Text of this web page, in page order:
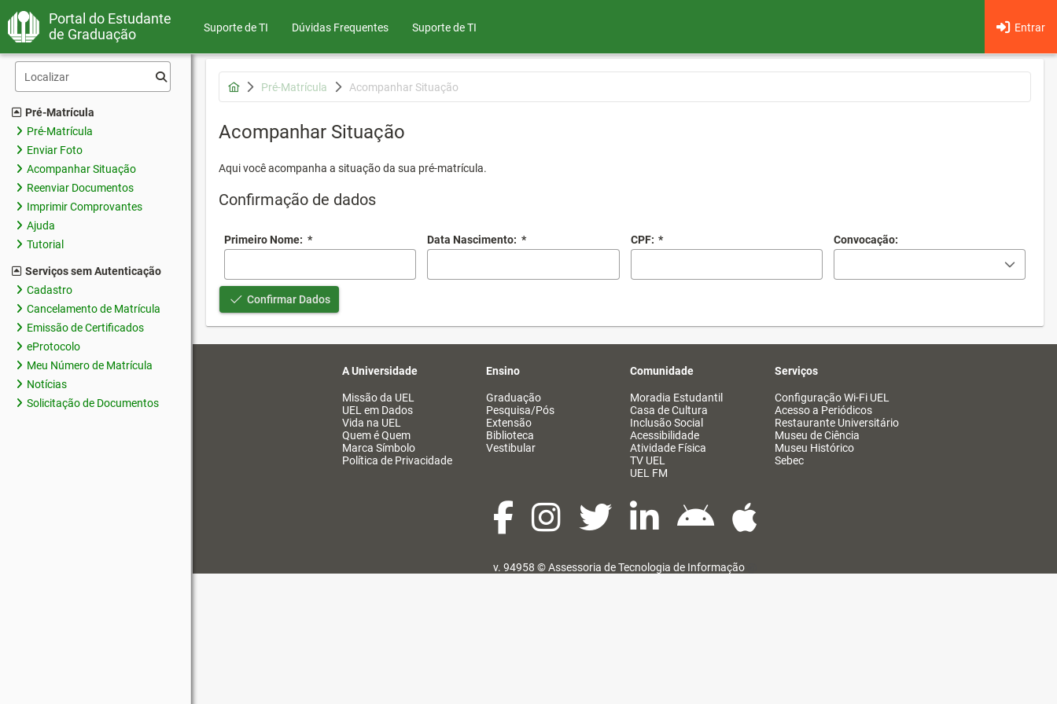
Portal do Estudante
de Graduação
Suporte de TI Dúvidas Frequentes Entrar
Suporte de TI
Pré-Matrícula
Pré-Matrícula
Enviar Foto
Acompanhar Situação
Reenviar Documentos
Imprimir Comprovantes
Ajuda
Tutorial
Serviços sem Autenticação
Cadastro
Cancelamento de Matrícula
Emissão de Certificados
eProtocolo
Meu Número de Matrícula
Notícias
Solicitação de Documentos
Pré-Matrícula Acompanhar Situação
Acompanhar Situação
Aqui você acompanha a situação da sua pré-matrícula.
Confirmação de dados
Primeiro Nome: * Data Nascimento: * CPF: * Convocação:
Confirmar Dados
A Universidade
Missão da UEL
UEL em Dados
Vida na UEL
Quem é Quem
Marca Símbolo
Política de Privacidade
Ensino
Graduação
Pesquisa/Pós
Extensão
Biblioteca
Vestibular
Comunidade
Moradia Estudantil
Casa de Cultura
Inclusão Social
Acessibilidade
Atividade Física
TV UEL
UEL FM
Serviços
Configuração Wi-Fi UEL
Acesso a Periódicos
Restaurante Universitário
Museu de Ciência
Museu Histórico
Sebec
v. 94958 ©Assessoria de Tecnologia de Informação